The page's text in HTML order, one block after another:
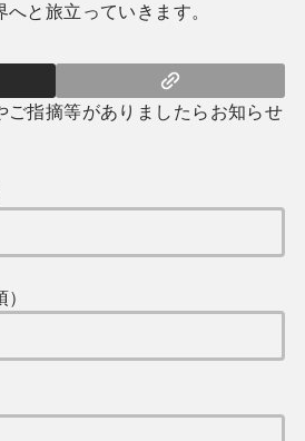
と旅立っていきます。
ご指摘等がありましたらお知らせ